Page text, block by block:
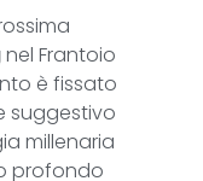
nel Frantoio
è fissato
suggestivo
millenaria
profondo